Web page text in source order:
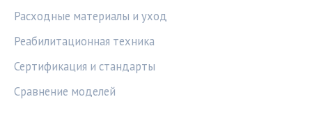
Расходные материалы и уход
Реабилитационная техника
Сертификация и стандарты
Сравнение моделей